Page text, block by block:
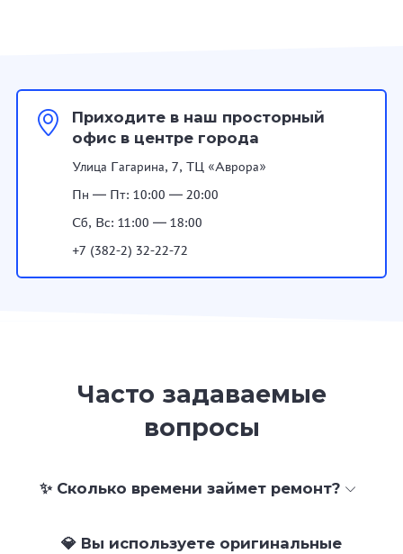
Приходите в наш просторный
офис в центре города
Улица Гагарина, 7, ТЦ «Аврора»
Пн — Пт: 10:00 — 20:00
Сб, Вс: 11:00 — 18:00
+7 (382-2) 32-22-72
Часто задаваемые
вопросы
✨ Сколько времени займет ремонт?
💎 Вы используете оригинальные